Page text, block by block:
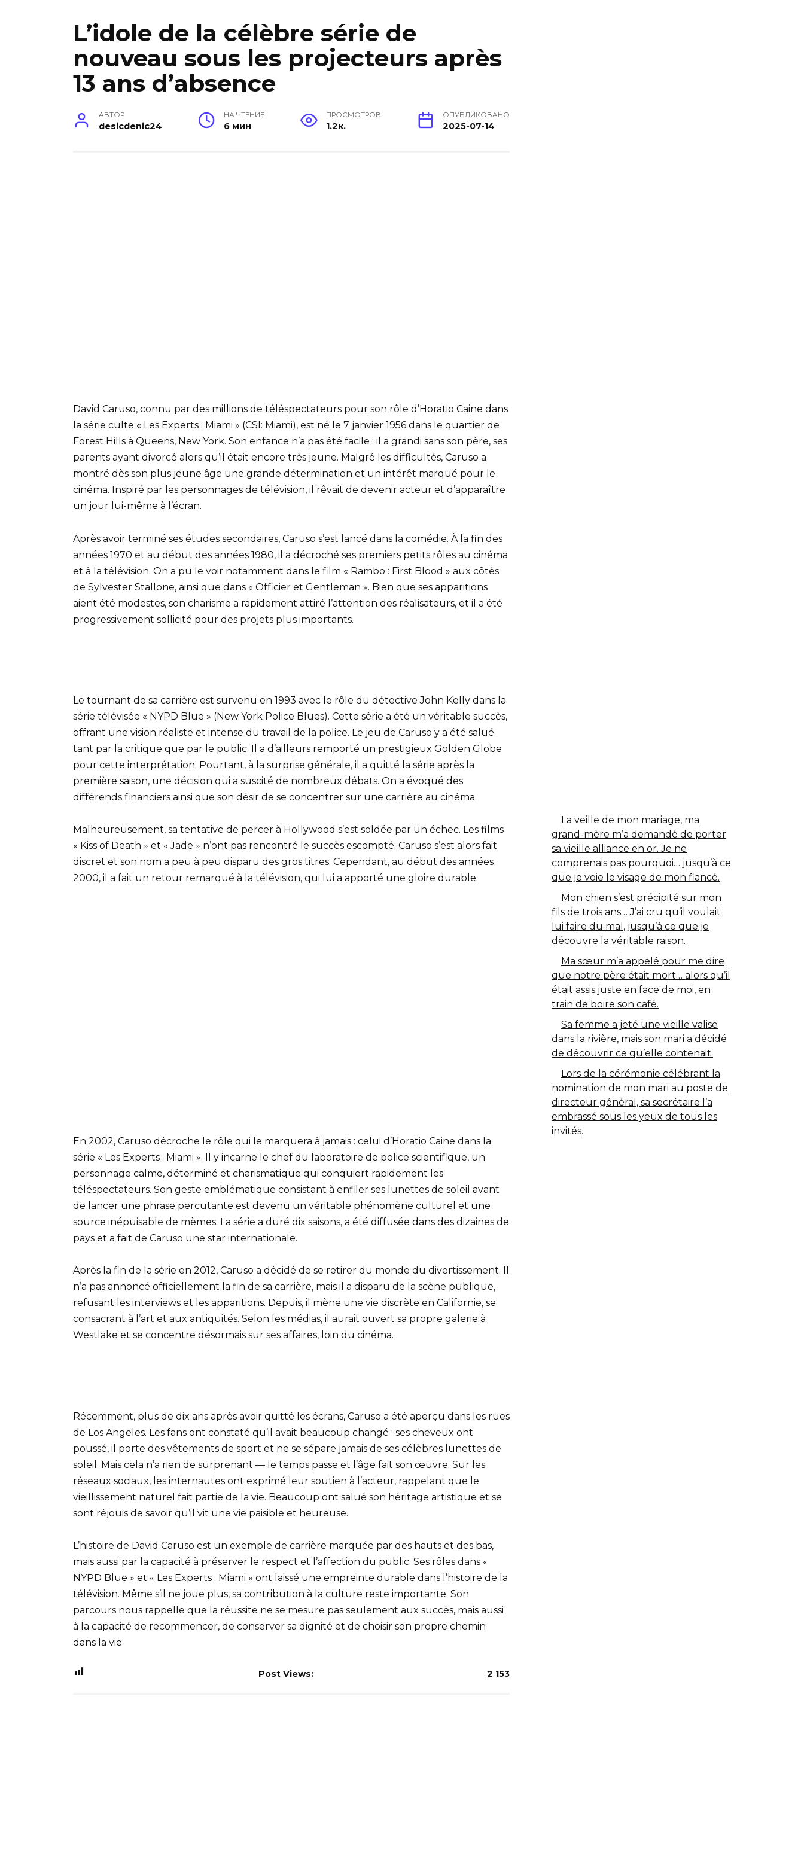
L’idole de la célèbre série de
nouveau sous les projecteurs après
13 ans d’absence
АВТОР
desicdenic24
НА ЧТЕНИЕ
6 мин
ПРОСМОТРОВ
1.2к.
ОПУБЛИКОВАНО
2025-07-14
David Caruso, connu par des millions de téléspectateurs pour son rôle d’Horatio Caine dans
la série culte « Les Experts : Miami » (CSI: Miami), est né le 7 janvier 1956 dans le quartier de
Forest Hills à Queens, New York. Son enfance n’a pas été facile : il a grandi sans son père, ses
parents ayant divorcé alors qu’il était encore très jeune. Malgré les difficultés, Caruso a
montré dès son plus jeune âge une grande détermination et un intérêt marqué pour le
cinéma. Inspiré par les personnages de télévision, il rêvait de devenir acteur et d’apparaître
un jour lui-même à l’écran.
Après avoir terminé ses études secondaires, Caruso s’est lancé dans la comédie. À la fin des
années 1970 et au début des années 1980, il a décroché ses premiers petits rôles au cinéma
et à la télévision. On a pu le voir notamment dans le film « Rambo : First Blood » aux côtés
de Sylvester Stallone, ainsi que dans « Officier et Gentleman ». Bien que ses apparitions
aient été modestes, son charisme a rapidement attiré l’attention des réalisateurs, et il a été
progressivement sollicité pour des projets plus importants.
Le tournant de sa carrière est survenu en 1993 avec le rôle du détective John Kelly dans la
série télévisée « NYPD Blue » (New York Police Blues). Cette série a été un véritable succès,
offrant une vision réaliste et intense du travail de la police. Le jeu de Caruso y a été salué
tant par la critique que par le public. Il a d’ailleurs remporté un prestigieux Golden Globe
pour cette interprétation. Pourtant, à la surprise générale, il a quitté la série après la
première saison, une décision qui a suscité de nombreux débats. On a évoqué des
différends financiers ainsi que son désir de se concentrer sur une carrière au cinéma.
Malheureusement, sa tentative de percer à Hollywood s’est soldée par un échec. Les films
« Kiss of Death » et « Jade » n’ont pas rencontré le succès escompté. Caruso s’est alors fait
discret et son nom a peu à peu disparu des gros titres. Cependant, au début des années
2000, il a fait un retour remarqué à la télévision, qui lui a apporté une gloire durable.
En 2002, Caruso décroche le rôle qui le marquera à jamais : celui d’Horatio Caine dans la
série « Les Experts : Miami ». Il y incarne le chef du laboratoire de police scientifique, un
personnage calme, déterminé et charismatique qui conquiert rapidement les
téléspectateurs. Son geste emblématique consistant à enfiler ses lunettes de soleil avant
de lancer une phrase percutante est devenu un véritable phénomène culturel et une
source inépuisable de mèmes. La série a duré dix saisons, a été diffusée dans des dizaines de
pays et a fait de Caruso une star internationale.
Après la fin de la série en 2012, Caruso a décidé de se retirer du monde du divertissement. Il
n’a pas annoncé officiellement la fin de sa carrière, mais il a disparu de la scène publique,
refusant les interviews et les apparitions. Depuis, il mène une vie discrète en Californie, se
consacrant à l’art et aux antiquités. Selon les médias, il aurait ouvert sa propre galerie à
Westlake et se concentre désormais sur ses affaires, loin du cinéma.
Récemment, plus de dix ans après avoir quitté les écrans, Caruso a été aperçu dans les rues
de Los Angeles. Les fans ont constaté qu’il avait beaucoup changé : ses cheveux ont
poussé, il porte des vêtements de sport et ne se sépare jamais de ses célèbres lunettes de
soleil. Mais cela n’a rien de surprenant — le temps passe et l’âge fait son œuvre. Sur les
réseaux sociaux, les internautes ont exprimé leur soutien à l’acteur, rappelant que le
vieillissement naturel fait partie de la vie. Beaucoup ont salué son héritage artistique et se
sont réjouis de savoir qu’il vit une vie paisible et heureuse.
L’histoire de David Caruso est un exemple de carrière marquée par des hauts et des bas,
mais aussi par la capacité à préserver le respect et l’affection du public. Ses rôles dans «
NYPD Blue » et « Les Experts : Miami » ont laissé une empreinte durable dans l’histoire de la
télévision. Même s’il ne joue plus, sa contribution à la culture reste importante. Son
parcours nous rappelle que la réussite ne se mesure pas seulement aux succès, mais aussi
à la capacité de recommencer, de conserver sa dignité et de choisir son propre chemin
dans la vie.
Post Views: 2 153
La veille de mon mariage, ma
grand-mère m’a demandé de porter
sa vieille alliance en or. Je ne
comprenais pas pourquoi… jusqu’à ce
que je voie le visage de mon fiancé.
Mon chien s’est précipité sur mon
fils de trois ans… J’ai cru qu’il voulait
lui faire du mal, jusqu’à ce que je
découvre la véritable raison.
Ma sœur m’a appelé pour me dire
que notre père était mort… alors qu’il
était assis juste en face de moi, en
train de boire son café.
Sa femme a jeté une vieille valise
dans la rivière, mais son mari a décidé
de découvrir ce qu’elle contenait.
Lors de la cérémonie célébrant la
nomination de mon mari au poste de
directeur général, sa secrétaire l’a
embrassé sous les yeux de tous les
invités.